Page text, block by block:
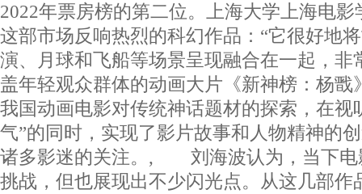
2022年票房榜的第二位。上海大学上海电
这部市场反响热烈的科幻作品：“它很好地
演、月球和飞船等场景呈现融合在一起，
盖年轻观众群体的动画大片《新神榜：杨戬
我国动画电影对传统神话题材的探索，在视
气”的同时，实现了影片故事和人物精神的
诸多影迷的关注。, 刘海波认为，当下电
挑战，但也展现出不少闪光点。从这几部作